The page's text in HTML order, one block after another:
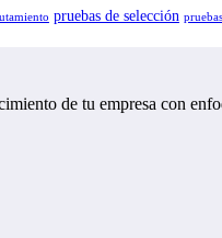
pruebas de selección
de tu empresa con